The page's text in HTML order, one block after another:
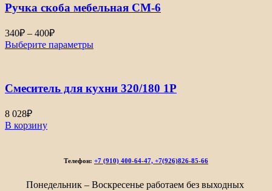
Ручка скоба мебельная СМ-6
340₽ – 400₽Диапазон
цен:
Выберите параметры
Смеситель для кухни 320/180 1Р
8 028₽
В корзину
Телефон: +7 (910) 400-64-47, +7(926)826-85-66
Понедельник – Воскресенье работаем без выходных